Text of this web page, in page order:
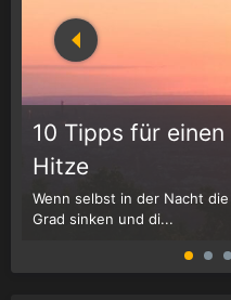
10 Tipps für
Hitze
Wenn selbst in der Nacht
Grad sinken und di...